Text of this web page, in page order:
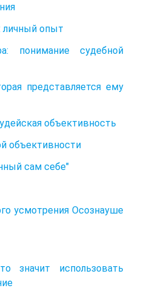
личный опыт
понимание судебной
представляется ему
объективность
объективности
сам себе"
усмотрения Осознауше
значит использовать